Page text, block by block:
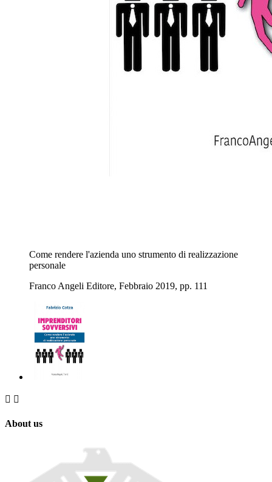
Come rendere l'azienda uno strumento di realizzazione
personale
Franco Angeli Editore, Febbraio 2019, pp. 111
 
About us